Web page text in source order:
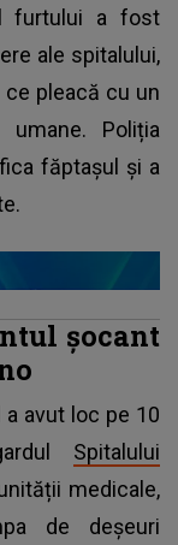
furtului a fost
ale spitalului,
pleacă cu un
Poliția
făptașul și a
șocant
avut loc pe 10
Spitalului
medicale,
de deșeuri